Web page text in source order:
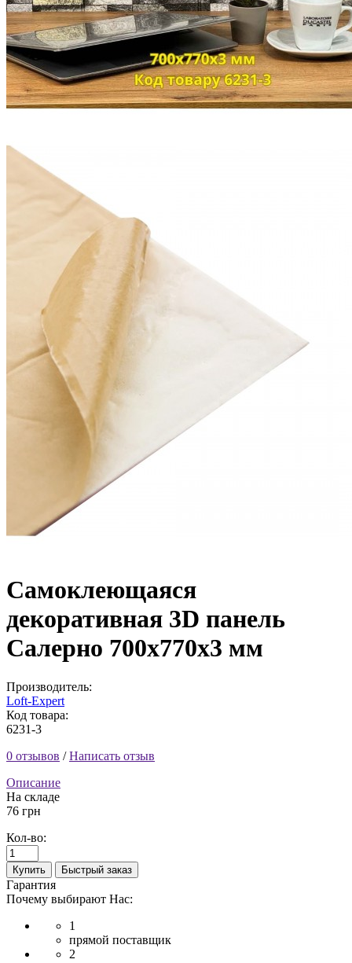
Самоклеющаяся
декоративная 3D панель
Салерно 700x770x3 мм
Производитель:
Loft-Expert
Код товара:
6231-3
0 отзывов /Написать отзыв
Описание
На складе
76 грн
Кол-во:
Купить Быстрый заказ
Гарантия
Почему выбирают Нас:
1
прямой поставщик
2